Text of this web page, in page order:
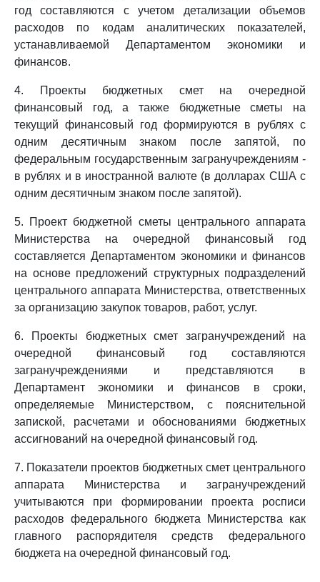
год составляются с учетом детализации объемов
расходов по кодам аналитических показателей,
устанавливаемой Департаментом экономики и
финансов.
4. Проекты бюджетных смет на очередной
финансовый год, а также бюджетные сметы на
текущий финансовый год формируются в рублях с
одним десятичным знаком после запятой, по
федеральным государственным загранучреждениям -
в рублях и в иностранной валюте (в долларах США с
одним десятичным знаком после запятой).
5. Проект бюджетной сметы центрального аппарата
Министерства на очередной финансовый год
составляется Департаментом экономики и финансов
на основе предложений структурных подразделений
центрального аппарата Министерства, ответственных
за организацию закупок товаров, работ, услуг.
6. Проекты бюджетных смет загранучреждений на
очередной финансовый год составляются
загранучреждениями и представляются в
Департамент экономики и финансов в сроки,
определяемые Министерством, с пояснительной
запиской, расчетами и обоснованиями бюджетных
ассигнований на очередной финансовый год.
7. Показатели проектов бюджетных смет центрального
аппарата Министерства и загранучреждений
учитываются при формировании проекта росписи
расходов федерального бюджета Министерства как
главного распорядителя средств федерального
бюджета на очередной финансовый год.